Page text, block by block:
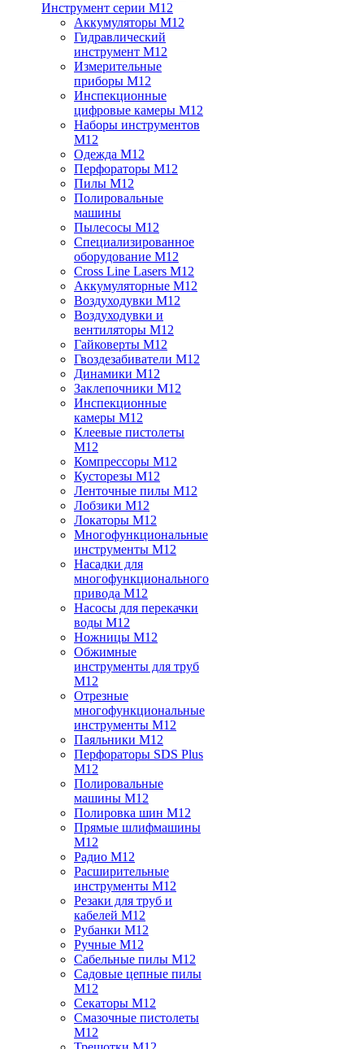
Инструмент серии M12
Аккумуляторы M12
Гидравлический
инструмент M12
Измерительные
приборы M12
Инспекционные
цифровые камеры M12
Наборы инструментов
M12
Одежда M12
Перфораторы M12
Пилы M12
Полировальные
машины
Пылесосы M12
Специализированное
оборудование M12
Cross Line Lasers M12
Аккумуляторные M12
Воздуходувки M12
Воздуходувки и
вентиляторы M12
Гайковерты M12
Гвоздезабиватели M12
Динамики M12
Заклепочники M12
Инспекционные
камеры M12
Клеевые пистолеты
M12
Компрессоры M12
Кусторезы M12
Ленточные пилы M12
Лобзики M12
Локаторы M12
Многофункциональные
инструменты M12
Насадки для
многофункционального
привода M12
Насосы для перекачки
воды M12
Ножницы M12
Обжимные
инструменты для труб
M12
Отрезные
многофункциональные
инструменты M12
Паяльники M12
Перфораторы SDS Plus
M12
Полировальные
машины M12
Полировка шин M12
Прямые шлифмашины
M12
Радио M12
Расширительные
инструменты M12
Резаки для труб и
кабелей M12
Рубанки M12
Ручные M12
Сабельные пилы M12
Садовые цепные пилы
M12
Секаторы M12
Смазочные пистолеты
M12